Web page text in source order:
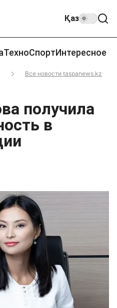
Қаз
ТехноСпортИнтересное
Все новости taspanews.kz
получила
в